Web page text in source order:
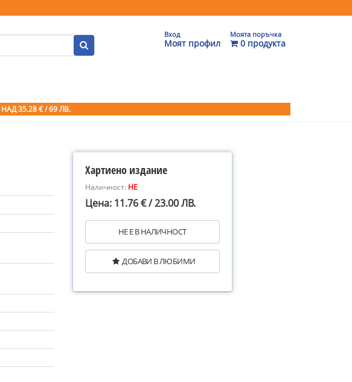
Вход
Моят профил
Моята поръчка
0 продукта
НАД 35.28 € / 69 ЛВ.
Хартиено издание
Наличност: НЕ
Цена: 11.76 € / 23.00 ЛВ.
НЕ Е В НАЛИЧНОСТ
ДОБАВИ В ЛЮБИМИ